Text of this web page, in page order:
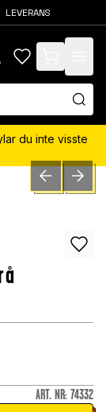
items in cart,
du inte visste
PREVIOUSNEXT
ART. NR: 74332